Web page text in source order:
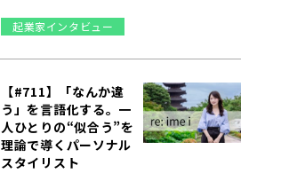
起業家インタビュー
【#711】「なんか違
う」を言語化する。一
人ひとりの“似合う”を
理論で導くパーソナル
スタイリスト